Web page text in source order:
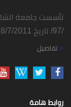
تأسست جامعة
/97/ تاريخ 28/7/2011 لتكون مؤسسة رائدة في التعليم العالي.
تفاصيل
روابط هامة